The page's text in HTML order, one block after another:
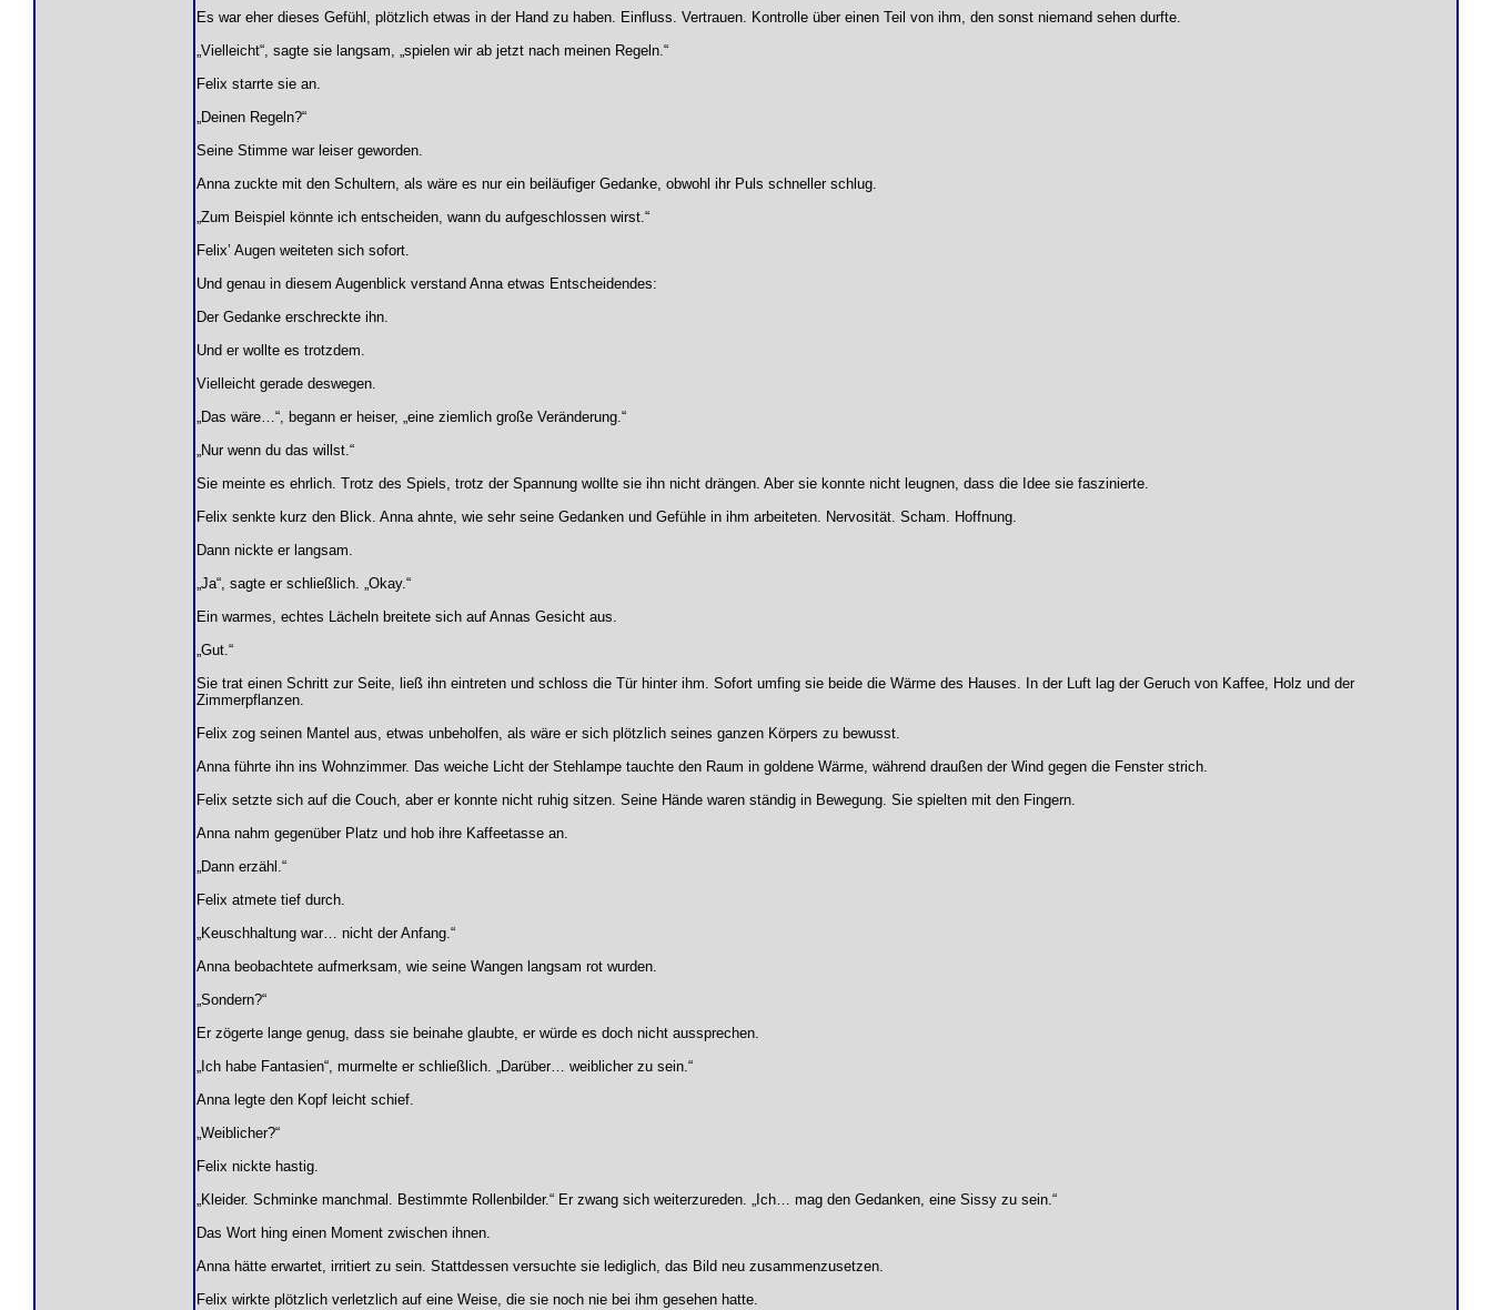
Es war eher dieses Gefühl, plötzlich etwas in der Hand zu haben. Einfluss. Vertrauen. Kontrolle über einen Teil von ihm, den sonst niemand sehen durfte.
„Vielleicht“, sagte sie langsam, „spielen wir ab jetzt nach meinen Regeln.“
Felix starrte sie an.
„Deinen Regeln?“
Seine Stimme war leiser geworden.
Anna zuckte mit den Schultern, als wäre es nur ein beiläufiger Gedanke, obwohl ihr Puls schneller schlug.
„Zum Beispiel könnte ich entscheiden, wann du aufgeschlossen wirst.“
Felix’ Augen weiteten sich sofort.
Und genau in diesem Augenblick verstand Anna etwas Entscheidendes:
Der Gedanke erschreckte ihn.
Und er wollte es trotzdem.
Vielleicht gerade deswegen.
„Das wäre…“, begann er heiser, „eine ziemlich große Veränderung.“
„Nur wenn du das willst.“
Sie meinte es ehrlich. Trotz des Spiels, trotz der Spannung wollte sie ihn nicht drängen. Aber sie konnte nicht leugnen, dass die Idee sie faszinierte.
Felix senkte kurz den Blick. Anna ahnte, wie sehr seine Gedanken und Gefühle in ihm arbeiteten. Nervosität. Scham. Hoffnung.
Dann nickte er langsam.
„Ja“, sagte er schließlich. „Okay.“
Ein warmes, echtes Lächeln breitete sich auf Annas Gesicht aus.
„Gut.“
Sie trat einen Schritt zur Seite, ließ ihn eintreten und schloss die Tür hinter ihm. Sofort umfing sie beide die Wärme des Hauses. In der Luft lag der Geruch von Kaffee, Holz und der
Zimmerpflanzen.
Felix zog seinen Mantel aus, etwas unbeholfen, als wäre er sich plötzlich seines ganzen Körpers zu bewusst.
Anna führte ihn ins Wohnzimmer. Das weiche Licht der Stehlampe tauchte den Raum in goldene Wärme, während draußen der Wind gegen die Fenster strich.
Felix setzte sich auf die Couch, aber er konnte nicht ruhig sitzen. Seine Hände waren ständig in Bewegung. Sie spielten mit den Fingern.
Anna nahm gegenüber Platz und hob ihre Kaffeetasse an.
„Dann erzähl.“
Felix atmete tief durch.
„Keuschhaltung war… nicht der Anfang.“
Anna beobachtete aufmerksam, wie seine Wangen langsam rot wurden.
„Sondern?“
Er zögerte lange genug, dass sie beinahe glaubte, er würde es doch nicht aussprechen.
„Ich habe Fantasien“, murmelte er schließlich. „Darüber… weiblicher zu sein.“
Anna legte den Kopf leicht schief.
„Weiblicher?“
Felix nickte hastig.
„Kleider. Schminke manchmal. Bestimmte Rollenbilder.“ Er zwang sich weiterzureden. „Ich… mag den Gedanken, eine Sissy zu sein.“
Das Wort hing einen Moment zwischen ihnen.
Anna hätte erwartet, irritiert zu sein. Stattdessen versuchte sie lediglich, das Bild neu zusammenzusetzen.
Felix wirkte plötzlich verletzlich auf eine Weise, die sie noch nie bei ihm gesehen hatte.